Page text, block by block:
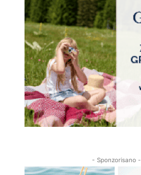
- Sponzorisano -